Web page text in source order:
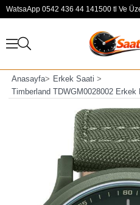
WatsaApp 0542 436 44 141500 tl Ve
Anasayfa> Erkek Saati >
Timberland TDWGM0028002 Erkek